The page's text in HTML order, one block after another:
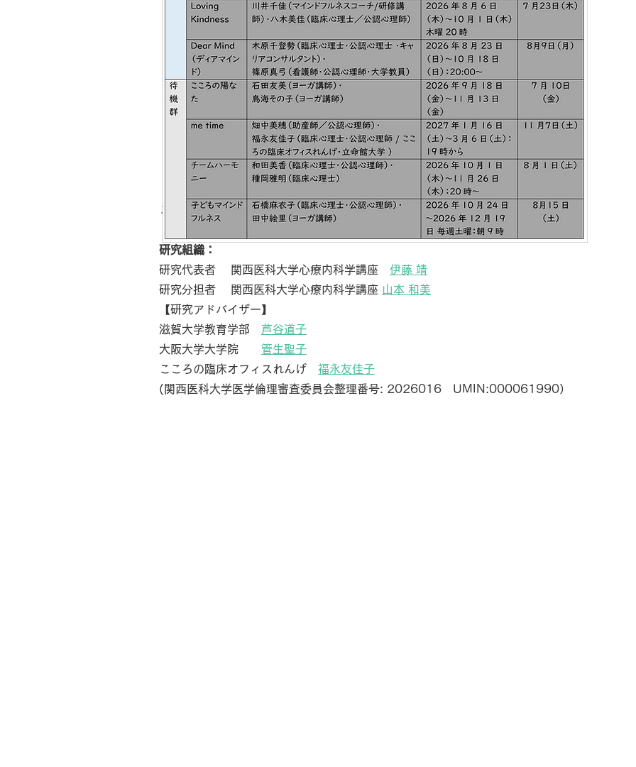
ご不明点については、edu@mbsrjapan.comまでお問い合わせ下さい。
研究組織：
研究代表者 関西医科大学心療内科学講座 伊藤 靖
研究分担者 関西医科大学心療内科学講座 山本 和美
【研究アドバイザー】
滋賀大学教育学部 芦谷道子
大阪大学大学院 管生聖子
こころの臨床オフィスれんげ 福永友佳子
(関西医科大学医学倫理審査委員会整理番号: 2026016 UMIN:000061990）